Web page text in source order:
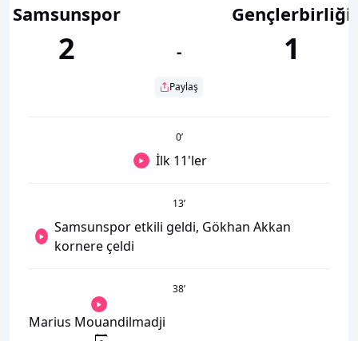
Samsunspor
2 -
Paylaş
Gençlerbirliği
1
0’
İlk 11'ler
13’
Samsunspor etkili geldi, Gökhan Akkan
kornere çeldi
38’
Marius Mouandilmadji